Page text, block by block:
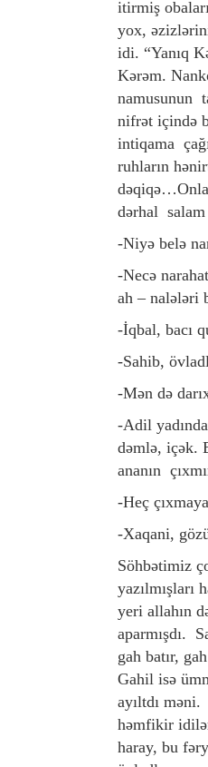
itirmiş
yox,
idi. “Yanıq
Kərəm.
namusunun
nifrət içində
intiqama
ruhların
dərhal
-Niyə belə
-Necə
ah – nalələri
-İqbal, bacı
-Sahib,
-Mən də
-Adil
dəmlə, içək.
ananın
-Heç
-Xaqani,
Söhbətimiz
yazılmışları
yeri allahın
aparmışdı.
gah batır,
Gahil isə
ayıltdı
həmfikir
haray, bu